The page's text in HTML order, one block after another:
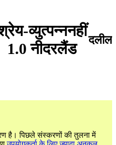
व्युत्पन्ननहीं
1.0 नीदरलैंड
दलील
है। पिछले संस्करणों की तुलना में